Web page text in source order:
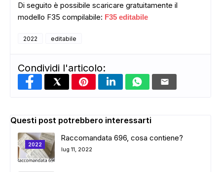
Di seguito è possibile scaricare gratuitamente il
modello F35 compilabile: F35 editabile
2022 editabile
Condividi l'articolo:
Questi post potrebbero interessarti
2022
Raccomandata 696, cosa contiene?
lug 11, 2022